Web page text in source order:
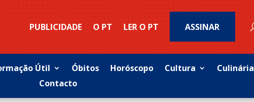
PUBLICIDADE O PT LER O PT ASSINAR
Útil Óbitos Horóscopo Cultura Culinária
Contacto